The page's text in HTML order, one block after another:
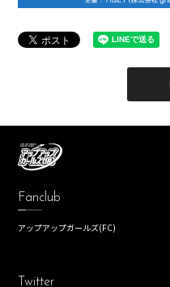
Fanclub
アップアップガールズ(FC)
Twitter